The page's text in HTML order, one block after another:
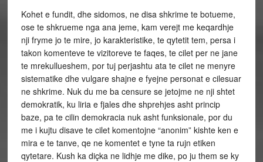
Kohet e fundit, dhe sidomos, ne disa shkrime te botueme,
ose te shkrueme nga ana jeme, kam verejt me keqardhje
nji fryme jo te mire, jo karakteristike, te qytetit tem, persa i
takon komenteve te vizitoreve te faqes, te cilet per ne jane
te mrekullueshem, por tuj perjashtu ata te cilet ne menyre
sistematike dhe vulgare shajne e fyejne personat e cilesuar
ne shkrime. Nuk du me ba censure se jetojme ne nji shtet
demokratik, ku liria e fjales dhe shprehjes asht princip
baze, pa te cilin demokracia nuk asht funksionale, por du
me i kujtu disave te cilet komentojne “anonim” kishte ken e
mira e te tanve, qe ne komentet e tyne ta rujn etiken
qytetare. Kush ka diçka ne lidhje me dike, po ju them se ky